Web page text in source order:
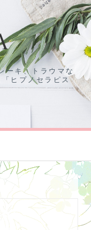
ーキ、トラウマな
ヒプノセラピス